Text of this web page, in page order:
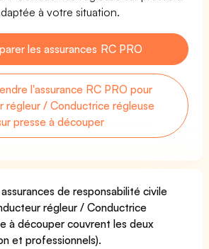
à votre situation.
les assurances RC PRO
l'assurance RC PRO pour
régleur / Conductrice régleuse
presse à découper
de responsabilité civile
régleur / Conductrice
à découper couvrent les deux
et professionnels).